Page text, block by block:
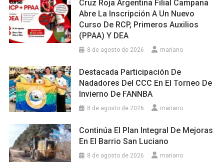
Cruz Roja Argentina Filial Campana
Abre La Inscripción A Un Nuevo
Curso De RCP, Primeros Auxilios
(PPAA) Y DEA
8 de agosto de 2026 mariano
Destacada Participación De
Nadadores Del CCC En El Torneo De
Invierno De FANNBA
8 de agosto de 2026 mariano
Continúa El Plan Integral De Mejoras
En El Barrio San Luciano
8 de agosto de 2026 mariano